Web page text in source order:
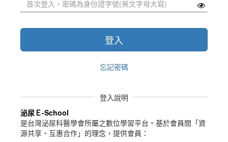
登入
忘記密碼
登入說明
泌尿Ｅ-School
是台灣泌尿科醫學會所屬之數位學習平台。 基於會員間「資
源共享、互惠合作」的理念，提供會員：